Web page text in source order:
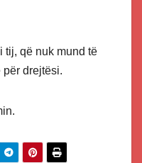
tij, që nuk mund të
për drejtësi.